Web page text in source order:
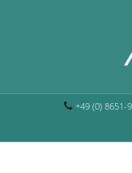
+49 (0) 8651-